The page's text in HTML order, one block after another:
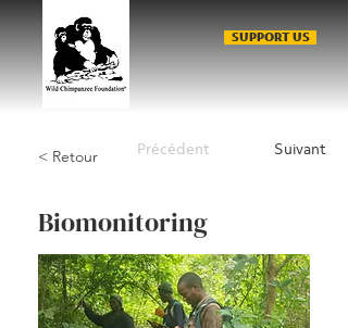
SUPPORT US
< Retour Précédent Suivant
Biomonitoring